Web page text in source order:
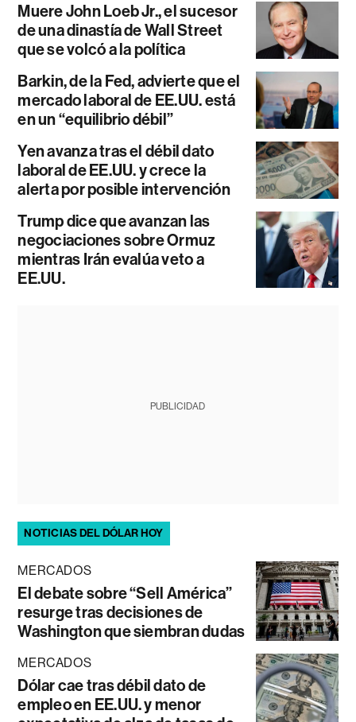
Muere John Loeb Jr., el sucesor
de una dinastía de Wall Street
que se volcó a la política
Barkin, de la Fed, advierte que el
mercado laboral de EE.UU. está
en un “equilibrio débil”
Yen avanza tras el débil dato
laboral de EE.UU. y crece la
alerta por posible intervención
Trump dice que avanzan las
negociaciones sobre Ormuz
mientras Irán evalúa veto a
EE.UU.
PUBLICIDAD
NOTICIAS DEL DÓLAR HOY
MERCADOS
El debate sobre “Sell América”
resurge tras decisiones de
Washington que siembran dudas
MERCADOS
Dólar cae tras débil dato de
empleo en EE.UU. y menor